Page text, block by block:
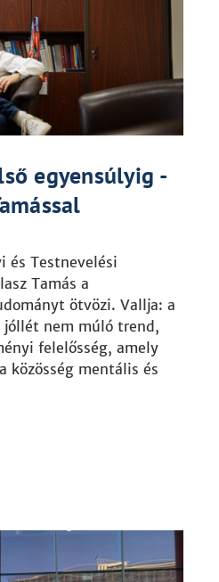
egyensúlyig -
és Testnevelési
Tamás a
ötvözi. Vallja: a
nem múló trend,
felelősség, amely
közösség mentális és